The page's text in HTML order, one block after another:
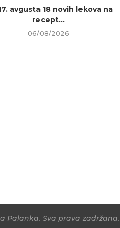
avgusta 18 novih lekova na
recept...
06/08/2026
Palanka. Sva prava